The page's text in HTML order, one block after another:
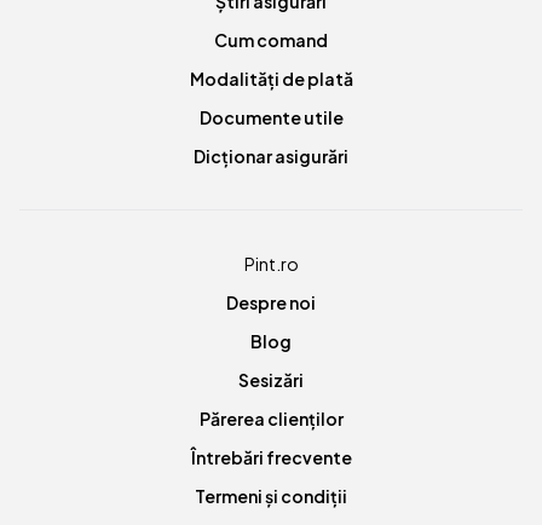
Cum comand
Modalități de plată
Documente utile
Dicționar asigurări
Pint.ro
Despre noi
Blog
Sesizări
Părerea clienților
Întrebări frecvente
Termeni și condiții